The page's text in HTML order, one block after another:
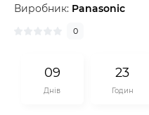
Виробник: Panasonic
0
09
Днів
23
Годин